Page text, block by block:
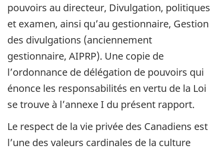
pouvoirs au directeur, Divulgation, politiques
et examen, ainsi qu’au gestionnaire, Gestion
des divulgations (anciennement
gestionnaire, AIPRP). Une copie de
l’ordonnance de délégation de pouvoirs qui
énonce les responsabilités en vertu de la Loi
se trouve à l’annexe I du présent rapport.
Le respect de la vie privée des Canadiens est
l’une des valeurs cardinales de la culture